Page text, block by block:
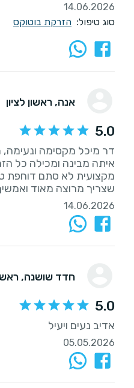
14.06.2026
סוג טיפול: הזרקת בוטוקס
אנה, ראשון לציון
5.0
דר מיכל מקסימה ונעימה,
איתה מבינה ומכילה כל
מקצועית לא סתם דוחפת
שצריך מרוצה מאוד
14.06.2026
חדד שושנה,
5.0
אדיב נעים ויעיל
05.05.2026